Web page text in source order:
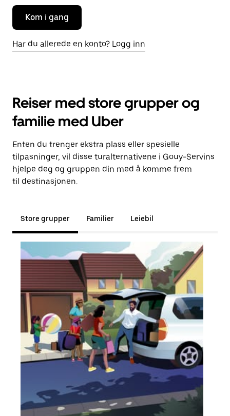
Kom i gang
Har du allerede en konto? Logg inn
Reiser med store grupper og
familie med Uber
Enten du trenger ekstra plass eller spesielle
tilpasninger, vil disse turalternativene i Gouy-Servins
hjelpe deg og gruppen din med å komme frem
til destinasjonen.
Store grupper Familier Leiebil